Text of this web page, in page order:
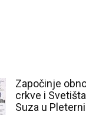
Započinje
crkve i
Suza u